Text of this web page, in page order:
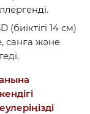
14 см)
санға және